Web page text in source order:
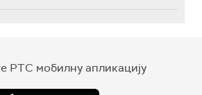
РТС мобилну апликацију